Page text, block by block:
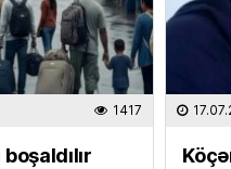
ELM VƏ
1417